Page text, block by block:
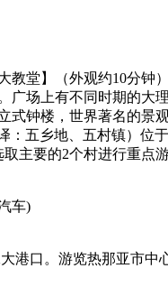
堂】（外观约10分
场上有不同时期的大
钟楼，世界著名的景
五乡地、五村镇）
主要的2个村进行重点
车)
口。游览热那亚市